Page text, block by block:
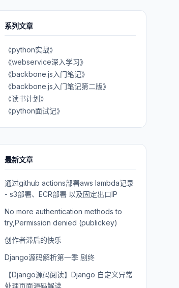
系列文章
《python实战》
《webservice深入学习》
《backbone.js入门笔记》
《backbone.js入门笔记第二版》
《读书计划》
《python面试记》
最新文章
通过github actions部署aws lambda记录
- s3部署、ECR部署 以及固定出口IP
No more authentication methods to
try,Permission denied (publickey)
创作者滞后的快乐
Django源码解析第一季 剧终
【Django源码阅读】Django 自定义异常
处理页面源码解读